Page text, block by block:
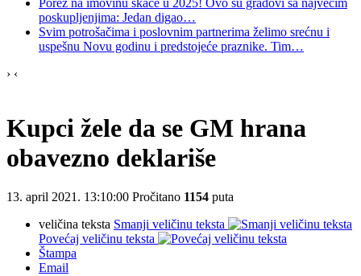
Porez na imovinu skače u 2025! Ovo su gradovi sa najvećim
poskupljenjima: Jedan digao…
Svim potrošačima i poslovnim partnerima želimo srećnu i
uspešnu Novu godinu i predstojeće praznike. Tim…
› ‹
Kupci žele da se GM hrana
obavezno deklariše
13. april 2021. 13:10:00 Pročitano 1154 puta
veličina teksta Smanji veličinu teksta
Povećaj veličinu teksta
Štampa
Email